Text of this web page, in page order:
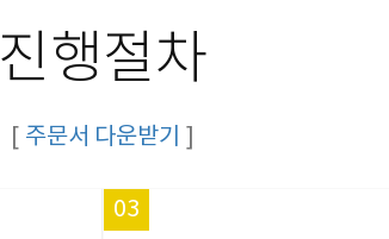
진행절차
[ 주문서 다운받기 ]
03